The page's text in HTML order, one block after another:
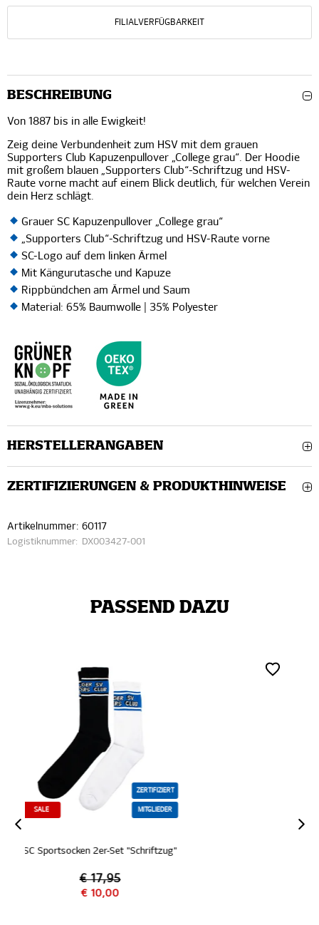
FILIALVERFÜGBARKEIT
BESCHREIBUNG
Von 1887 bis in alle Ewigkeit!
Zeig deine Verbundenheit zum HSV mit dem grauen
Supporters Club Kapuzenpullover „College grau“. Der Hoodie
mit großem blauen „Supporters Club“-Schriftzug und HSV-
Raute vorne macht auf einem Blick deutlich, für welchen Verein
dein Herz schlägt.
Grauer SC Kapuzenpullover „College grau“
„Supporters Club“-Schriftzug und HSV-Raute vorne
SC-Logo auf dem linken Ärmel
Mit Kängurutasche und Kapuze
Rippbündchen am Ärmel und Saum
Material: 65% Baumwolle | 35% Polyester
HERSTELLERANGABEN
ZERTIFIZIERUNGEN & PRODUKTHINWEISE
Artikelnummer: 60117
Logistiknummer: DX003427-001
PASSEND DAZU
SC Büdel "Blau"